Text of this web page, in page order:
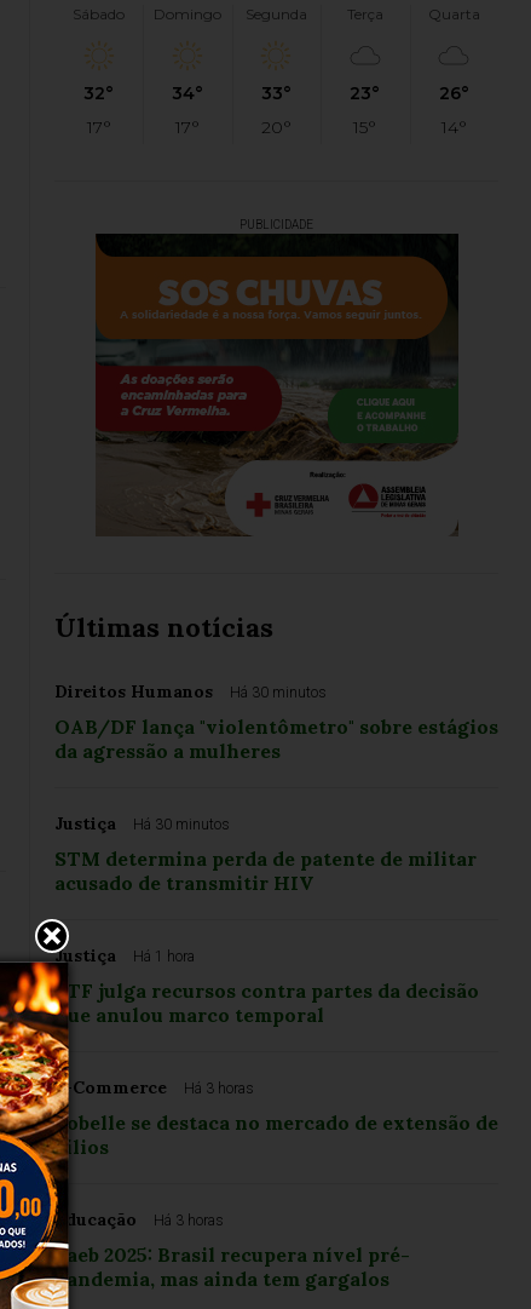
Sábado
32°
17°
Domingo
34°
17°
Segunda
33°
20°
Terça
23°
15°
Quarta
26°
14°
PUBLICIDADE
Últimas notícias
Direitos Humanos Há 30 minutos
OAB/DF lança "violentômetro" sobre estágios
da agressão a mulheres
Justiça Há 30 minutos
STM determina perda de patente de militar
acusado de transmitir HIV
Justiça Há 1 hora
STF julga recursos contra partes da decisão
que anulou marco temporal
e-Commerce Há 3 horas
Sobelle se destaca no mercado de extensão de
cílios
Educação Há 3 horas
Saeb 2025: Brasil recupera nível pré-
pandemia, mas ainda tem gargalos